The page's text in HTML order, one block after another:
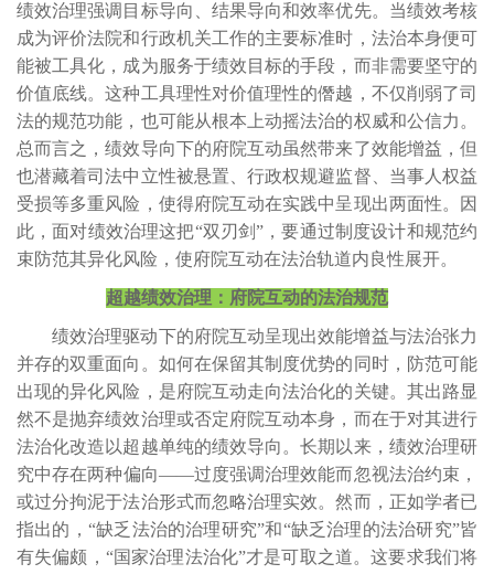
绩效治理强调目标导向、结果导向和效率优先。当绩效考核
成为评价法院和行政机关工作的主要标准时，法治本身便可
能被工具化，成为服务于绩效目标的手段，而非需要坚守的
价值底线。这种工具理性对价值理性的僭越，不仅削弱了司
法的规范功能，也可能从根本上动摇法治的权威和公信力。
总而言之，绩效导向下的府院互动虽然带来了效能增益，但
也潜藏着司法中立性被悬置、行政权规避监督、当事人权益
受损等多重风险，使得府院互动在实践中呈现出两面性。因
此，面对绩效治理这把“双刃剑”，要通过制度设计和规范约
束防范其异化风险，使府院互动在法治轨道内良性展开。
超越绩效治理：府院互动的法治规范
绩效治理驱动下的府院互动呈现出效能增益与法治张力
并存的双重面向。如何在保留其制度优势的同时，防范可能
出现的异化风险，是府院互动走向法治化的关键。其出路显
然不是抛弃绩效治理或否定府院互动本身，而在于对其进行
法治化改造以超越单纯的绩效导向。长期以来，绩效治理研
究中存在两种偏向——过度强调治理效能而忽视法治约束，
或过分拘泥于法治形式而忽略治理实效。然而，正如学者已
指出的，“缺乏法治的治理研究”和“缺乏治理的法治研究”皆
有失偏颇，“国家治理法治化”才是可取之道。这要求我们将